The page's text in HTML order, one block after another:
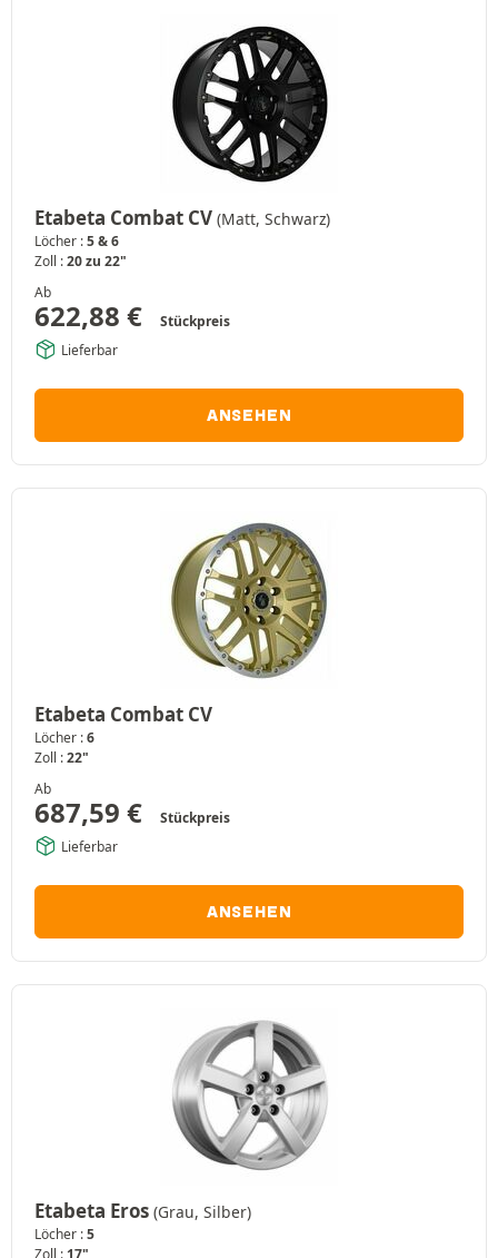
Etabeta Combat CV (Matt, Schwarz)
Löcher :5 & 6
Zoll :20 zu 22"
Ab
622,88 €
Stückpreis
Lieferbar
ANSEHEN
Etabeta Combat CV
Löcher :6
Zoll :22"
Ab
687,59 €
Stückpreis
Lieferbar
ANSEHEN
Etabeta Eros (Grau, Silber)
Löcher :5
Zoll : 17"